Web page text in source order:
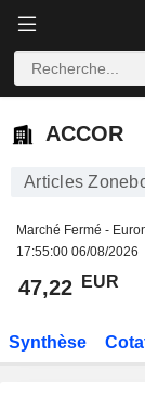
ACCOR
ACCOR
Articles
Marché Fermé -
17:55:00 06/08/2026
47,22 EUR
Synthèse